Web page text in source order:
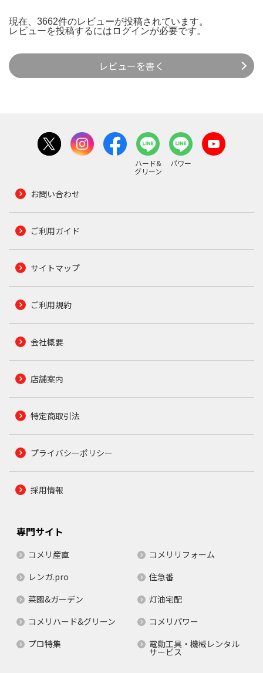
現在、3662件のレビューが投稿されています。
レビューを投稿するには ログインが必要です。
レビューを書く
ハード&
グリーン
パワー
お問い合わせ
ご利用ガイド
サイトマップ
ご利用規約
会社概要
店舗案内
特定商取引法
プライバシーポリシー
採用情報
専門サイト
コメリ産直
コメリリフォーム
レンガ.pro
住急番
菜園&ガーデン
灯油宅配
コメリハード&グリーン
コメリパワー
プロ特集
電動工具・機械レンタル
サービス